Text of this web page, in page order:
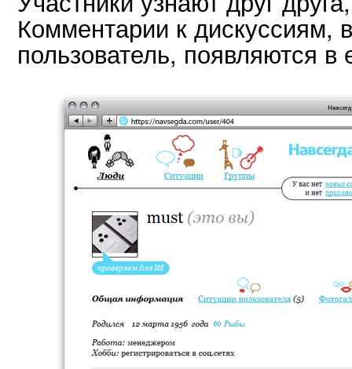
Комментарии к дискуссиям,
пользователь, появляются